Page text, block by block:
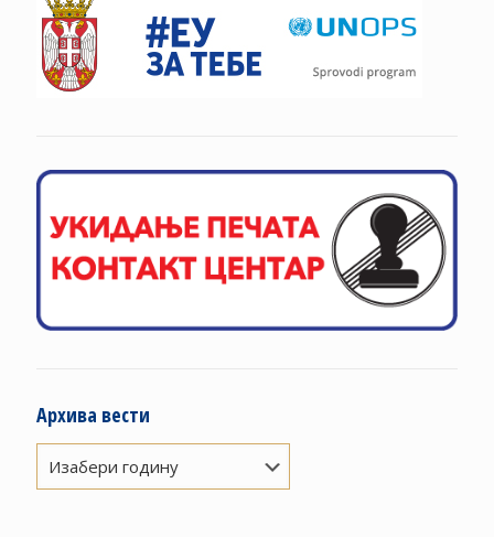
Архива вести